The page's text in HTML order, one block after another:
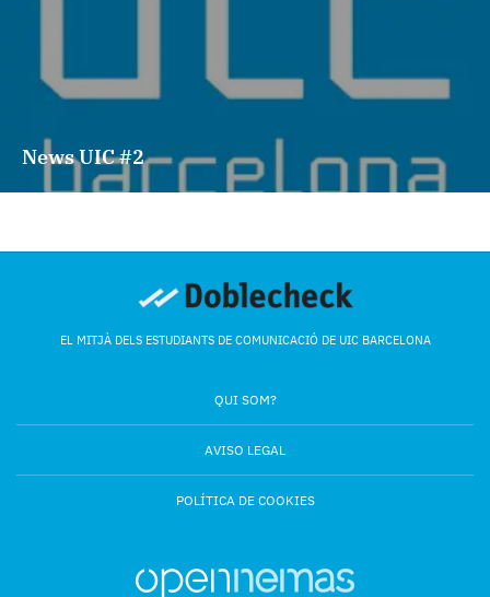
News UIC #2
EL MITJÀ DELS ESTUDIANTS DE COMUNICACIÓ DE UIC BARCELONA
QUI SOM?
AVISO LEGAL
POLÍTICA DE COOKIES